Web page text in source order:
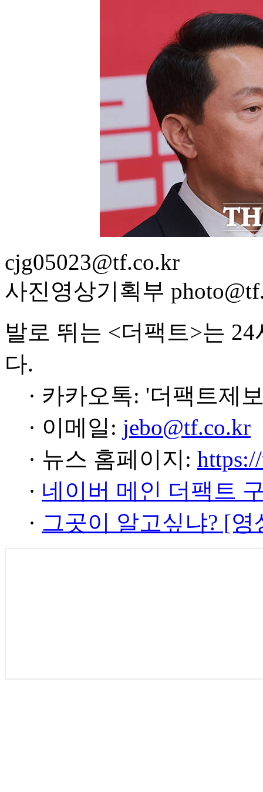
cjg05023@tf.co.kr
사진영상기획부
발로 뛰는 <더팩트>는
다.
· 카카오톡: '더팩트제
· 이메일: jebo@tf.co.kr
· 뉴스 홈페이지:
· 네이버 메인 더팩트
· 그곳이 알고싶냐? [